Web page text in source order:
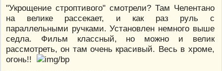
"Укрощение строптивого" смотрели? Там Челентано
на велике рассекает, и как раз руль с
параллельными ручками. Установлен немного выше
седла. Фильм классный, но можно и велик
рассмотреть, он там очень красивый. Весь в хроме,
огонь!!